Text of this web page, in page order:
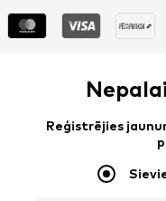
Reģistrējies